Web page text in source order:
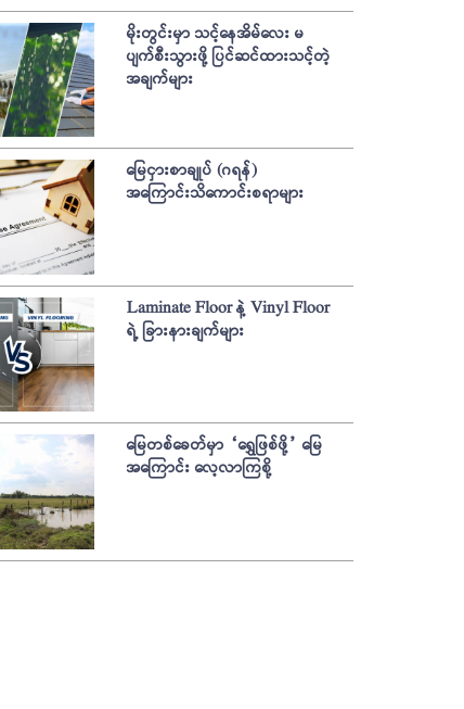
မိုးတွင်းမှာ သင့်နေအိမ်လေး မ
ပျက်စီးသွားဖို့ ပြင်ဆင်ထားသင့်တဲ့
အချက်များ
မြေငှားစာချုပ် (ဂရန်)
အကြောင်းသိကောင်းစရာများ
Laminate Floor နဲ့ Vinyl Floor
ရဲ့ ခြားနားချက်များ
မြေတစ်ခေတ်မှာ “ရွှေဖြစ်ဖို့” မြေ
အကြောင်း လေ့လာကြစို့